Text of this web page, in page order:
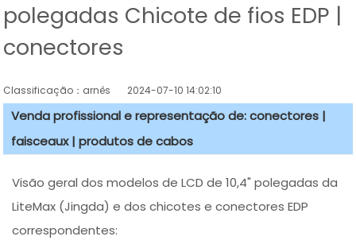
polegadas Chicote de fios EDP |
conectores
Classificação：arnês 2024-07-10 14:02:10
Venda profissional e representação de: conectores |
faisceaux | produtos de cabos
Visão geral dos modelos de LCD de 10,4" polegadas da
LiteMax (Jingda) e dos chicotes e conectores EDP
correspondentes: